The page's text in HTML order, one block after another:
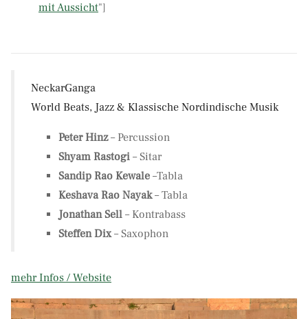
mit Aussicht"]
NeckarGanga
World Beats, Jazz & Klassische Nordindische Musik
Peter Hinz– Percussion
Shyam Rastogi – Sitar
Sandip Rao Kewale –Tabla
Keshava Rao Nayak– Tabla
Jonathan Sell – Kontrabass
Steffen Dix– Saxophon
mehr Infos / Website